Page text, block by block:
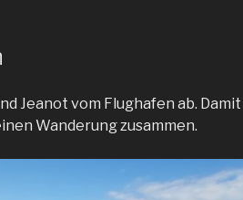
Jeanot vom Flughafen ab.
Wanderung zusammen.